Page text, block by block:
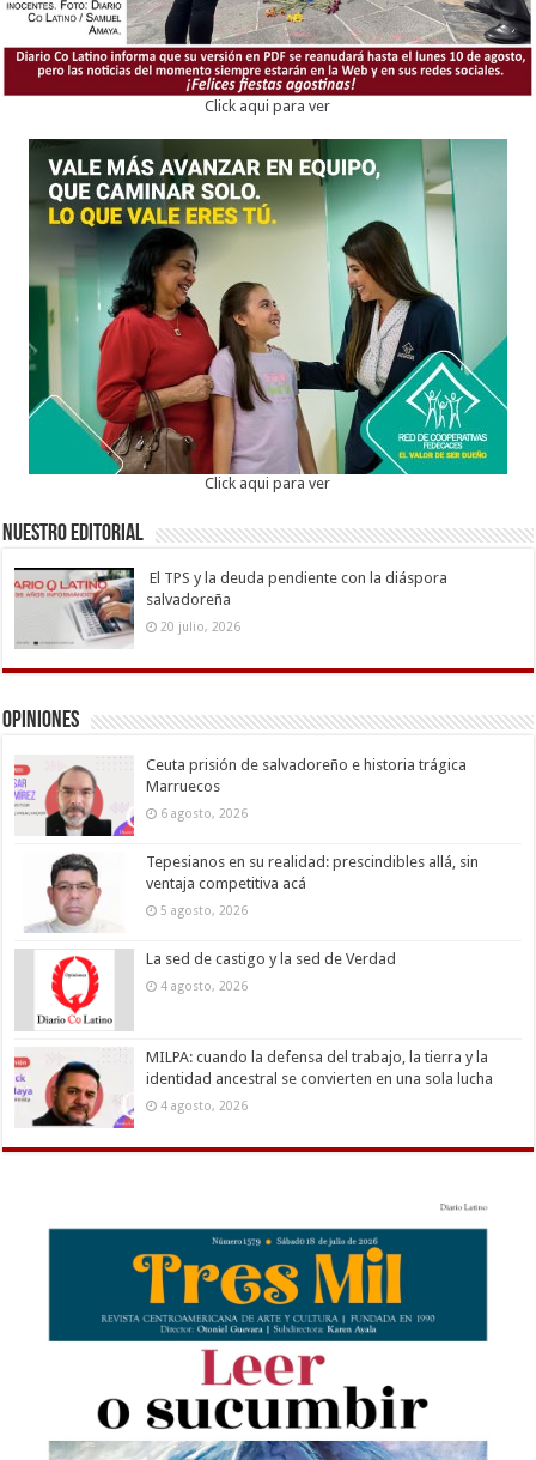
Click aqui para ver
Click aqui para ver
Nuestro Editorial
El TPS y la deuda pendiente con la diáspora
salvadoreña
20 julio, 2026
Opiniones
Ceuta prisión de salvadoreño e historia trágica
Marruecos
6 agosto, 2026
Tepesianos en su realidad: prescindibles allá, sin
ventaja competitiva acá
5 agosto, 2026
La sed de castigo y la sed de Verdad
4 agosto, 2026
MILPA: cuando la defensa del trabajo, la tierra y la
identidad ancestral se convierten en una sola lucha
4 agosto, 2026